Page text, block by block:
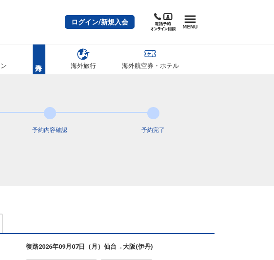
ログイン/新規入会
海外旅行 海外航空券・ホテル
予約内容確認 予約完了
復路2026年09月07日（月） 仙台 →大阪(伊丹)